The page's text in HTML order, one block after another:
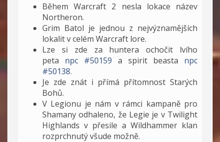
Během Warcraft 2 nesla lokace název
Northeron.
Grim Batol je jednou z nejvýznamějších
lokalit v celém Warcraft lore.
Lze si zde za huntera ochočit lvího
peta npc #50159 a spirit beasta npc
#50138.
Je zde znát i přímá přítomnost Starých
Bohů.
V Legionu je nám v rámci kampaně pro
Shamany odhaleno, že Legie je v Twilight
Highlands v přesile a Wildhammer klan
rozprchnutý všude možně.